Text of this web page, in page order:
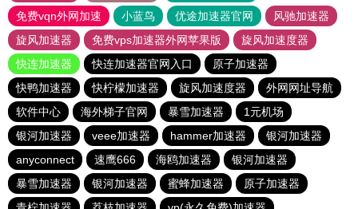
免费vqn外网加速
小蓝鸟 优途加速器官网
风驰加速器
旋风加速器
免费vps加速器外网苹果版
旋风加速度器
快连加速器
快连加速器官网入口
原子加速器
快鸭加速器
快柠檬加速器 旋风加速度器
外网网址导航
软件中心
海外梯子官网 暴雪加速器
1元机场
银河加速器
veee加速器 hammer加速器
银河加速器
anyconnect
速鹰666 海鸥加速器
银河加速器
暴雪加速器
银河加速器 蜜蜂加速器
原子加速器